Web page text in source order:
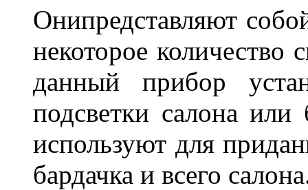
Онипредставляют
некоторое количество
данный прибор
подсветки салона
используют для
бардачка и всего